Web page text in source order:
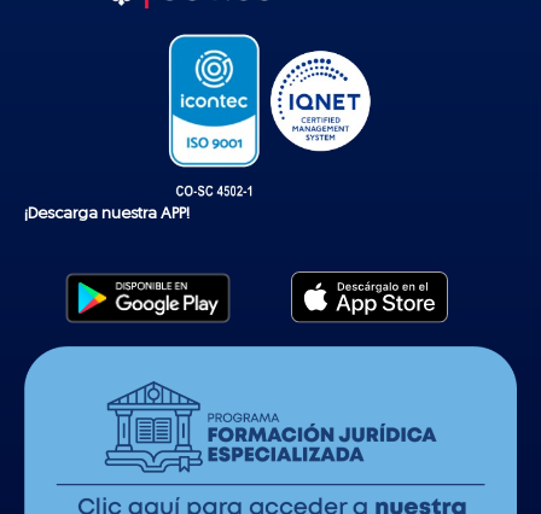
¡Descarga nuestra APP!